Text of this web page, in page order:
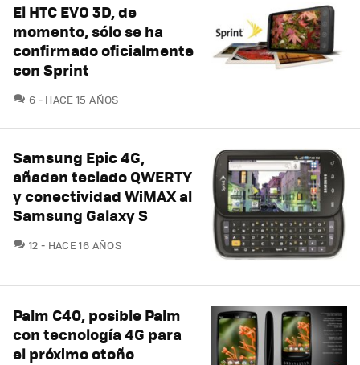
El HTC EVO 3D, de
momento, sólo se ha
confirmado oficialmente
con Sprint
6 COMENTARIOS
HACE 15 AÑOS
Samsung Epic 4G,
añaden teclado QWERTY
y conectividad WiMAX al
Samsung Galaxy S
12 COMENTARIOS
HACE 16 AÑOS
Palm C40, posible Palm
con tecnología 4G para
el próximo otoño